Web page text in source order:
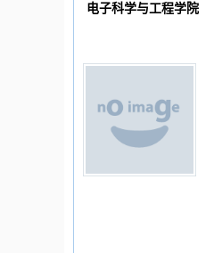
电子科学与工程学院